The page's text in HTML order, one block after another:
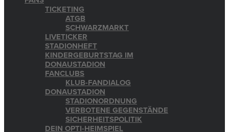
TICKETING
ATGB
SCHWARZMARKT
LIVETICKER
STADIONHEFT
KINDERGEBURTSTAG IM
DONAUSTADION
FANCLUBS
KLUB-FANDIALOG
DONAUSTADION
STADIONORDNUNG
VERBOTENE GEGENSTÄNDE
SICHERHEITSPOLITIK
DEIN OPTI-HEIMSPIEL